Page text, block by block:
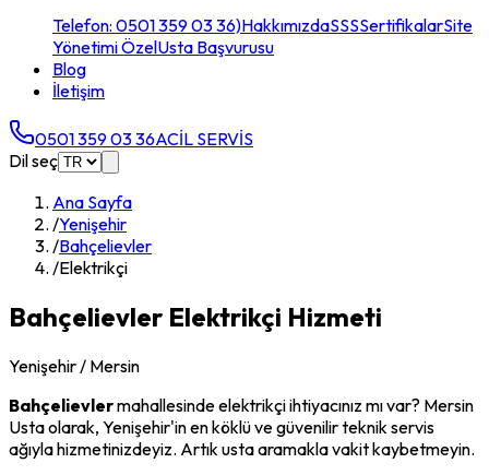
Telefon: 0501 359 03 36)HakkımızdaSSSSertifikalarSite
Yönetimi ÖzelUsta Başvurusu
Blog
İletişim
0501 359 03 36ACİL SERVİS
Dil seç
Ana Sayfa
/Yenişehir
/Bahçelievler
/Elektrikçi
Bahçelievler Elektrikçi Hizmeti
Yenişehir / Mersin
Bahçelievlermahallesindeelektrikçiihtiyacınız mı var? Mersin
Usta olarak, Yenişehir'in en köklü ve güvenilir teknik servis
ağıyla hizmetinizdeyiz. Artık usta aramakla vakit kaybetmeyin.